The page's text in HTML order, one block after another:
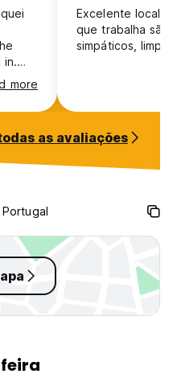
in.
more
Excelente
que trabalha
simpáticos,
as avaliações